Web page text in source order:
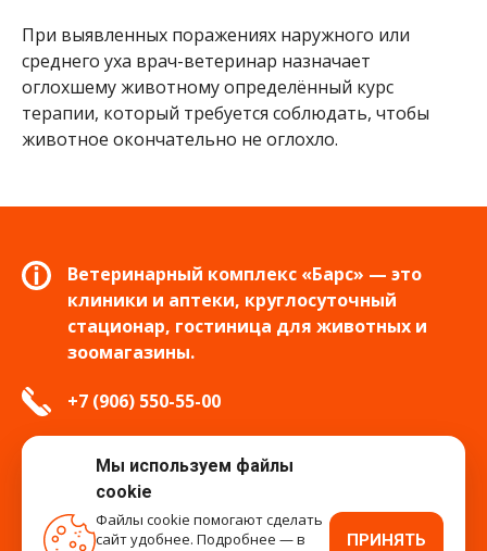
При выявленных поражениях наружного или
среднего уха врач-ветеринар назначает
оглохшему животному определённый курс
терапии, который требуется соблюдать, чтобы
животное окончательно не оглохло.
Ветеринарный комплекс «Барс» — это
клиники и аптеки, круглосуточный
стационар, гостиница для животных и
зоомагазины.
+7 (906) 550-55-00
info.tver@bars-vet.ru
Мы используем файлы
cookie
Файлы cookie помогают сделать
сайт удобнее. Подробнее — в
ПРИНЯТЬ